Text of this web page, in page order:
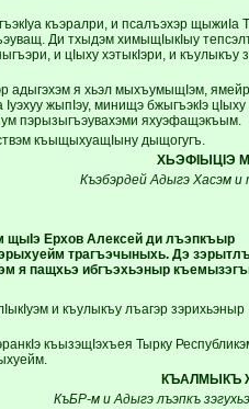
къэралри, и псалъэхэр щыжиIа
Ди тхыдэм химыщIыкIыу
и цIыху хэтыкIэри, и къулыкъу
адыгэхэм я хьэл мыхъумыщIэм, ямейр
жыпIэу, минищэ бжыгъэкIэ цIыху
пэрызыгъэувахэми яхуэфащэкъым.
къыщыхуащIыну дыщогугъ.
ХЬЭФIЫЦIЭ
Къэбэрдей Адыгэ Хасэм и
щыIэ Ерхов Алексей ди лъэпкъыр
трагъэчыныхь. Дэ
я пащхьэ ибгъэхьэныр
и къулыкъу лъагэр зэрихьэныр
къызэщIэхъея Тырку
КЪАЛМЫКЪ
КъБР-м и Адыгэ лъэпкъ